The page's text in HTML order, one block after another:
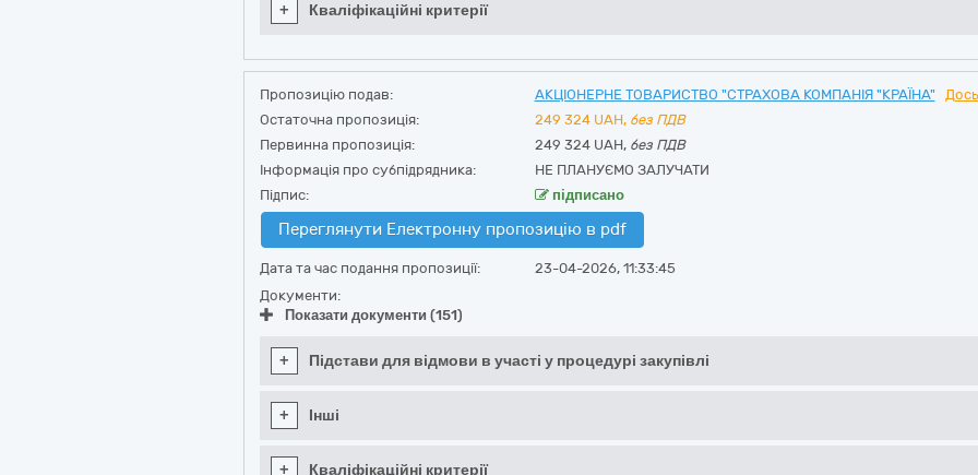
+ Кваліфікаційні критерії
Пропозицію подав: АКЦІОНЕРНЕ ТОВАРИСТВО "СТРАХОВА КОМПАНІЯ "КРАЇНА"
Остаточна пропозиція:
249 324 UAH, без ПДВ
Первинна пропозиція:
249 324 UAH, без ПДВ
Інформація про субпідрядника:
НЕ ПЛАНУЄМО ЗАЛУЧАТИ
Підпис:
підписано
Переглянути Електронну пропозицію в pdf
Дата та час подання пропозиції:
23-04-2026, 11:33:45
Документи:
Показати документи (151)
+ Підстави для відмови в участі у процедурі закупівлі
+ Інші
+ Кваліфікаційні критерії